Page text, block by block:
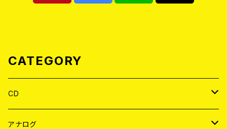
CATEGORY
CD
JAPAN
アナログ